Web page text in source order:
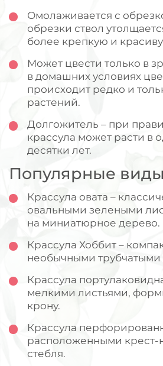
Омолаживается с
обрезки ствол
более крепкую и
Может цвести только в
в домашних условиях
происходит редко и
растений.
Долгожитель – при
крассула может расти в
десятки лет.
Популярные
Крассула овата –
овальными зелеными
на миниатюрное дерево.
Крассула Хоббит –
необычными трубчатыми
Крассула
мелкими листьями,
крону.
Крассула
расположенными крест-
стебля.